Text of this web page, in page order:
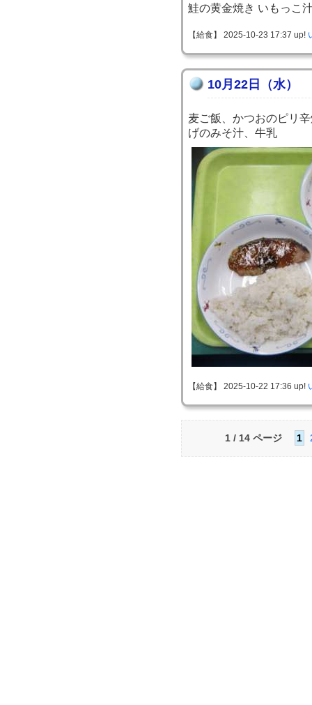
鮭の黄金焼き いもっこ
【給食】 2025-10-23 17:37 up!
10月22日（水）
麦ご飯、かつおのピリ
げのみそ汁、牛乳
【給食】 2025-10-22 17:36 up!
1 / 14 ページ 1